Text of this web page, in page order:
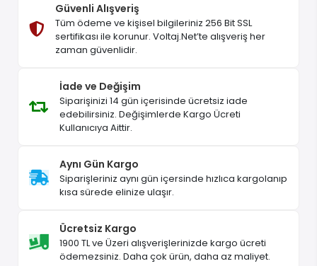
Güvenli Alışveriş
Tüm ödeme ve kişisel bilgileriniz 256 Bit SSL
sertifikası ile korunur. Voltaj.Net’te alışveriş her
zaman güvenlidir.
İade ve Değişim
Siparişinizi 14 gün içerisinde ücretsiz iade
edebilirsiniz. Değişimlerde Kargo Ücreti
Kullanıcıya Aittir.
Aynı Gün Kargo
Siparişleriniz aynı gün içersinde hızlıca kargolanıp
kısa sürede elinize ulaşır.
Ücretsiz Kargo
1900 TL ve Üzeri alışverişlerinizde kargo ücreti
ödemezsiniz. Daha çok ürün, daha az maliyet.